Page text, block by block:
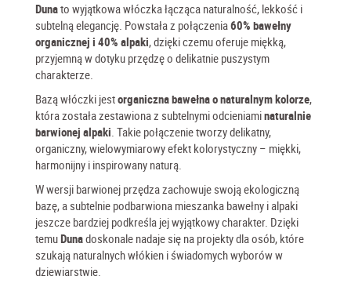
Dunato wyjątkowa włóczka łącząca naturalność, lekkość i
subtelną elegancję. Powstała z połączenia60% bawełny
organicznej i 40% alpaki, dzięki czemu oferuje miękką,
przyjemną w dotyku przędzę o delikatnie puszystym
charakterze.
Bazą włóczki jestorganiczna bawełna o naturalnym kolorze,
która została zestawiona z subtelnymi odcieniaminaturalnie
barwionej alpaki. Takie połączenie tworzy delikatny,
organiczny, wielowymiarowy efekt kolorystyczny – miękki,
harmonijny i inspirowany naturą.
W wersji barwionej przędza zachowuje swoją ekologiczną
bazę, a subtelnie podbarwiona mieszanka bawełny i alpaki
jeszcze bardziej podkreśla jej wyjątkowy charakter. Dzięki
temuDunadoskonale nadaje się na projekty dla osób, które
szukają naturalnych włókien i świadomych wyborów w
dziewiarstwie.